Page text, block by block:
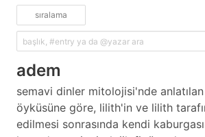
sıralama
adem
semavi dinler mitolojisi'nde anlatılan
öyküsüne göre, lilith'in ve lilith
edilmesi sonrasında kendi